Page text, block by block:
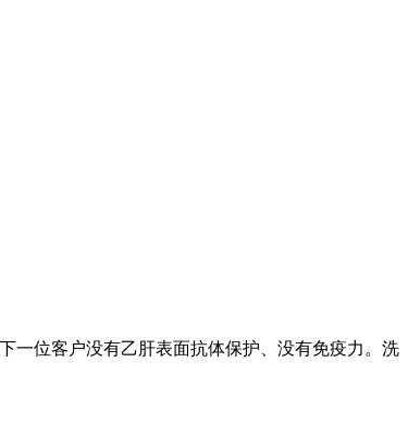
一位客户没有乙肝表面抗体保护、没有免疫力。洗